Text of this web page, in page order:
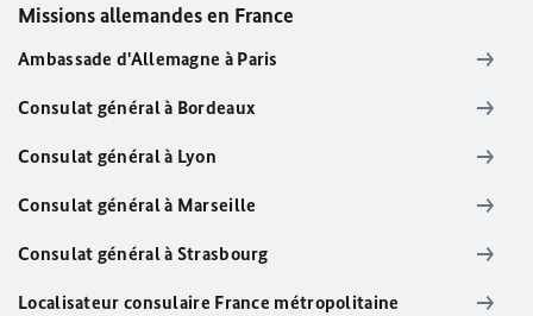
Missions allemandes en France
Ambassade d'Allemagne à Paris
Consulat général à Bordeaux
Consulat général à Lyon
Consulat général à Marseille
Consulat général à Strasbourg
Localisateur consulaire France métropolitaine